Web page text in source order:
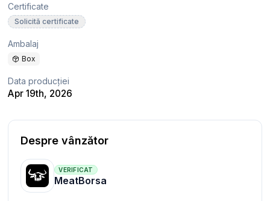
Certificate
Solicită certificate
Ambalaj
Box
Data producției
Apr 19th, 2026
Despre vânzător
VERIFICAT
MeatBorsa